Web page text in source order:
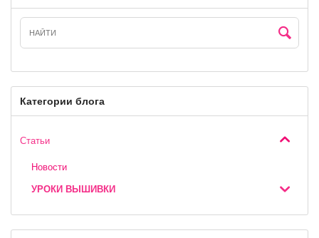
Категории блога
Статьи
Новости
УРОКИ ВЫШИВКИ